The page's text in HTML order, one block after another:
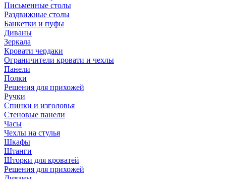
Письменные столы
Раздвижные столы
Банкетки и пуфы
Диваны
Зеркала
Кровати чердаки
Ограничители кровати и чехлы
Панели
Полки
Решения для прихожей
Ручки
Спинки и изголовья
Стеновые панели
Часы
Чехлы на стулья
Шкафы
Штанги
Шторки для кроватей
Решения для прихожей